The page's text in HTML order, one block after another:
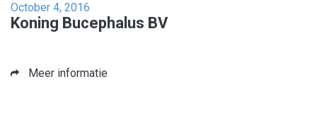
October 4, 2016
Koning Bucephalus BV
Meer informatie